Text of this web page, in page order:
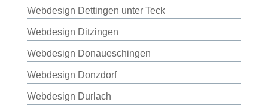
Webdesign Dettingen unter Teck
Webdesign Ditzingen
Webdesign Donaueschingen
Webdesign Donzdorf
Webdesign Durlach